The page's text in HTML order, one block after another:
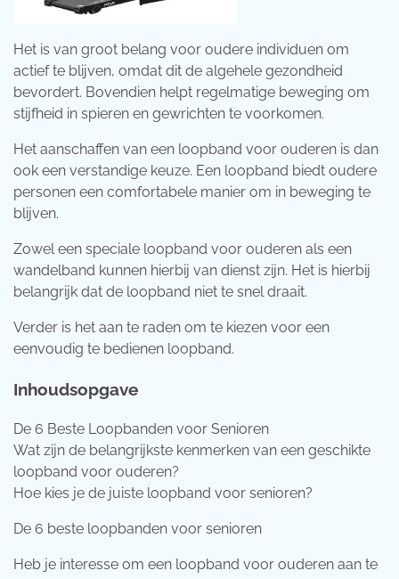
Het is van groot belang voor oudere individuen om
actief te blijven, omdat dit de algehele gezondheid
bevordert. Bovendien helpt regelmatige beweging om
stijfheid in spieren en gewrichten te voorkomen.
Het aanschaffen van een loopband voor ouderen is dan
ook een verstandige keuze. Een loopband biedt oudere
personen een comfortabele manier om in beweging te
blijven.
Zowel een speciale loopband voor ouderen als een
wandelband kunnen hierbij van dienst zijn. Het is hierbij
belangrijk dat de loopband niet te snel draait.
Verder is het aan te raden om te kiezen voor een
eenvoudig te bedienen loopband.
Inhoudsopgave
De 6 Beste Loopbanden voor Senioren
Wat zijn de belangrijkste kenmerken van een geschikte
loopband voor ouderen?
Hoe kies je de juiste loopband voor senioren?
De 6 beste loopbanden voor senioren
Heb je interesse om een loopband voor ouderen aan te